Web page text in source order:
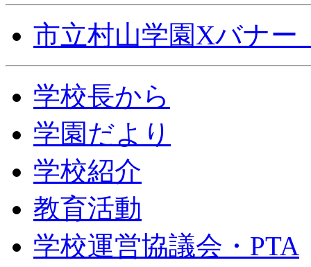
市立村山学園Xバナー
学校長から
学園だより
学校紹介
教育活動
学校運営協議会・PTA